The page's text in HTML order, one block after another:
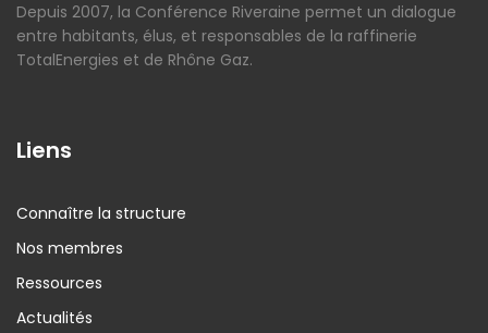
Depuis 2007, la Conférence Riveraine permet un dialogue
entre habitants, élus, et responsables de la raffinerie
TotalEnergies et de Rhône Gaz.
Liens
Connaître la structure
Nos membres
Ressources
Actualités